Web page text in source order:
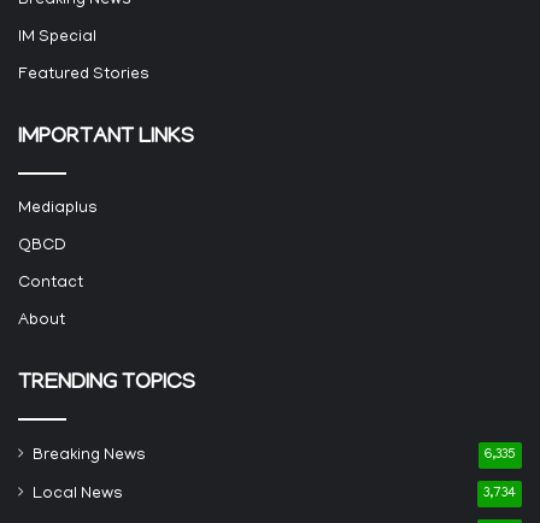
IM Special
Featured Stories
IMPORTANT LINKS
Mediaplus
QBCD
Contact
About
TRENDING TOPICS
Breaking News 6,335
Local News 3,734